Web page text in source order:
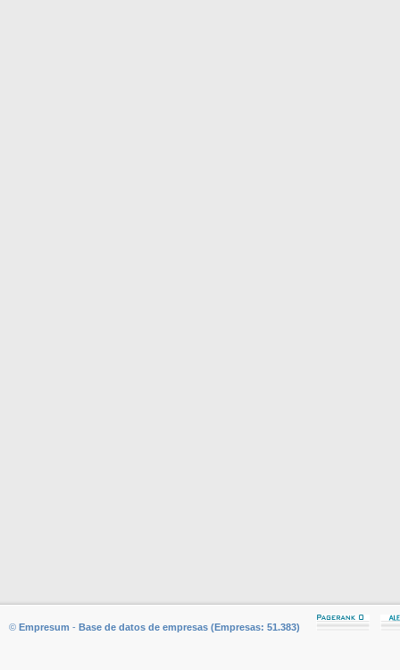
© Empresum - Base de datos de empresas (Empresas: 51.383)